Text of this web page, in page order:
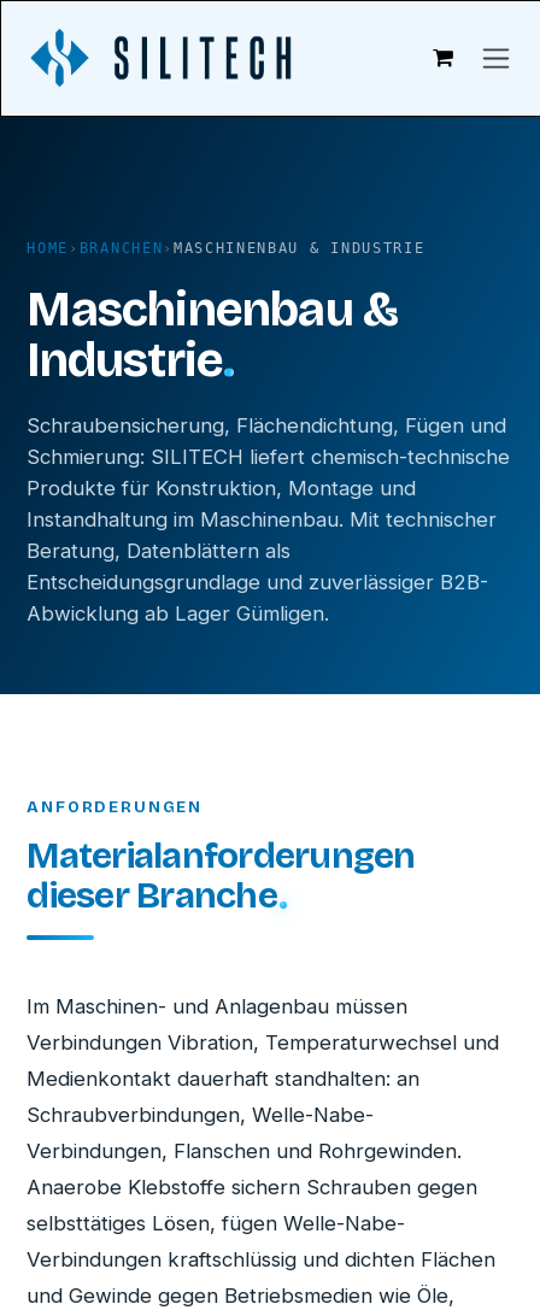
HOME › BRANCHEN › MASCHINENBAU & INDUSTRIE
Maschinenbau &
Industrie.
Schraubensicherung, Flächendichtung, Fügen und
Schmierung: SILITECH liefert chemisch-technische
Produkte für Konstruktion, Montage und
Instandhaltung im Maschinenbau. Mit technischer
Beratung, Datenblättern als
Entscheidungsgrundlage und zuverlässiger B2B-
Abwicklung ab Lager Gümligen.
ANFORDERUNGEN
Materialanforderungen
dieser Branche
Im Maschinen- und Anlagenbau müssen
Verbindungen Vibration, Temperaturwechsel und
Medienkontakt dauerhaft standhalten: an
Schraubverbindungen, Welle-Nabe-
Verbindungen, Flanschen und Rohrgewinden.
Anaerobe Klebstoffe sichern Schrauben gegen
selbsttätiges Lösen, fügen Welle-Nabe-
Verbindungen kraftschlüssig und dichten Flächen
und Gewinde gegen Betriebsmedien wie Öle,